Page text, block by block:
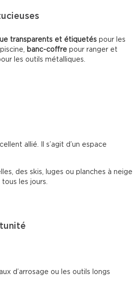
transparents et étiquetés pour les
banc-coffre pour ranger et
les outils métalliques.
allié. Il s’agit d’un espace
des skis, luges ou planches à neige
les jours.
d’arrosage ou les outils longs